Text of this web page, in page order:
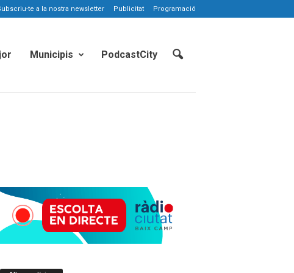
te a la nostra newsletter Publicitat Programació
Municipis PodcastCity